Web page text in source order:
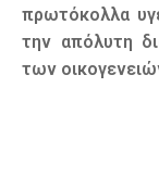
πρωτόκολλα
την απόλυτη
των